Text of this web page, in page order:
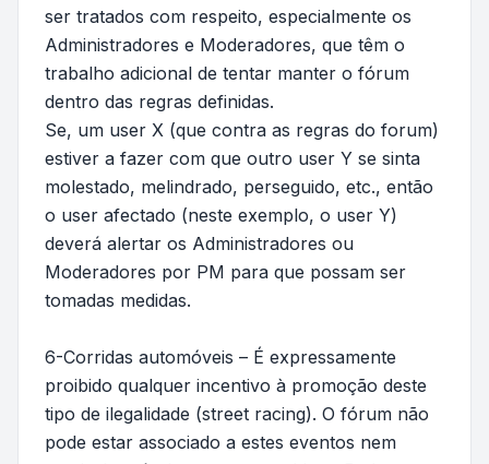
ser tratados com respeito, especialmente os
Administradores e Moderadores, que têm o
trabalho adicional de tentar manter o fórum
dentro das regras definidas.
Se, um user X (que contra as regras do forum)
estiver a fazer com que outro user Y se sinta
molestado, melindrado, perseguido, etc., então
o user afectado (neste exemplo, o user Y)
deverá alertar os Administradores ou
Moderadores por PM para que possam ser
tomadas medidas.
6-Corridas automóveis – É expressamente
proibido qualquer incentivo à promoção deste
tipo de ilegalidade (street racing). O fórum não
pode estar associado a estes eventos nem